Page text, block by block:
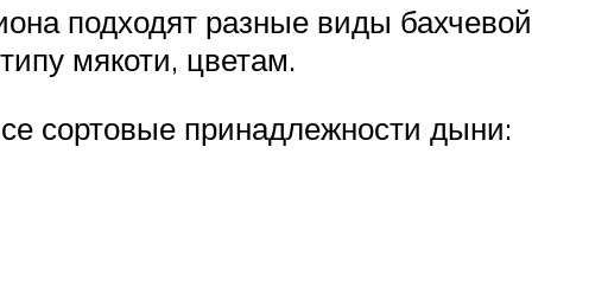
подходят разные виды бахчевой
мякоти, цветам.
сортовые принадлежности дыни: